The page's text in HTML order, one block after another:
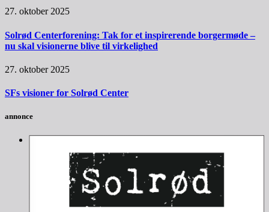
27. oktober 2025
Solrød Centerforening: Tak for et inspirerende borgermøde –
nu skal visionerne blive til virkelighed
27. oktober 2025
SFs visioner for Solrød Center
annonce